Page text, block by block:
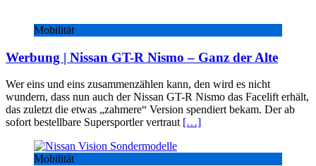
Mobilität
Werbung | Nissan GT-R Nismo – Ganz der Alte
Wer eins und eins zusammenzählen kann, den wird es nicht
wundern, dass nun auch der Nissan GT-R Nismo das Facelift erhält,
das zuletzt die etwas „zahmere“ Version spendiert bekam. Der ab
sofort bestellbare Supersportler vertraut […]
Mobilität